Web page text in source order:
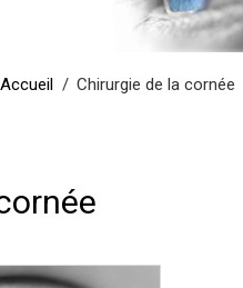
Accueil Chirurgie de la cornée